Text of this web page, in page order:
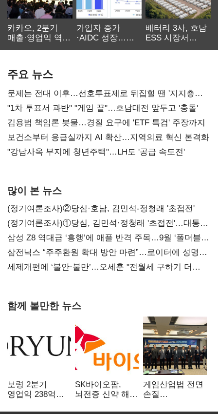
카카오, 2분기
매출·영업익 역대
가입자 증가
·AIDC 성장…
배터리 3사, 호남
ESS 시장서
주요 뉴스
문제는 전대 이후…선호투표제로 뒤집힐 땐 '지지층
불복'
"1차 투표서 과반" "게임 끝"…호남대전 앞두고 '충돌'
김용범 책임론 봇물…경질 요구에 'ETF 특검' 주장까지
보건소부터 응급실까지 AI 확산…지역의료 혁신 본격화
"강남사옥 부지에 청년주택"…LH도 '공급 속도전'
많이 본 뉴스
(정기여론조사)②당심·호남, 김민석-정청래 '초접전'
(정기여론조사)①당심, 김민석·정청래 '초접전'…대통령
지지도 '50% 아래로'(종합)
삼성 Z8 역대급 ‘흥행’에 애플 반격 주목…9월 ‘폴더블
대전’
삼전닉스 “주주환원 확대 방안 마련”…로이터에 성명
보내
세제개편에 ‘불안·불만’…오세훈 "전월세 구하기 더
함께 볼만한 뉴스
보령 2분기
영업익 238억…
SK바이오팜,
뇌전증 신약 해외
게임산업법 전면
손질